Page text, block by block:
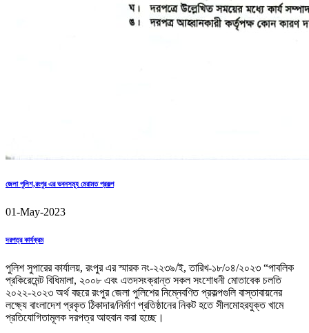
জেলা পুলিশ,রংপুর এর ভবনসমূহ মেরামত প্রকল্প
01-May-2023
দরপত্র কার্যক্রম
পুলিশ সুপারের কার্যালয়, রংপুর এর স্মারক নং-২২৩৯/ই, তারিখ-১৮/০৪/২০২৩ “পাবলিক
প্রকিরেমেন্ট বিধিমালা, ২০০৮ এবং এতদসংক্রান্ত সকল সংশোধনী মোতাবেক চলতি
২০২২-২০২৩ অর্থ বছরে রংপুর জেলা পুলিশের নিম্নেবণিত প্রকল্পগুলি বাস্তাবায়নের
লক্ষ্যে বাংলাদেশ প্রকৃত ঠিকাদার/নির্মাণ প্রতিষ্ঠানের নিকট হতে সীলমোহরযুক্ত খামে
প্রতিযোগিতামূলক দরপত্র আহবান করা হচ্ছে।